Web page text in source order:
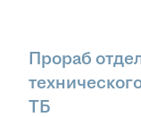
Прораб
ТБ